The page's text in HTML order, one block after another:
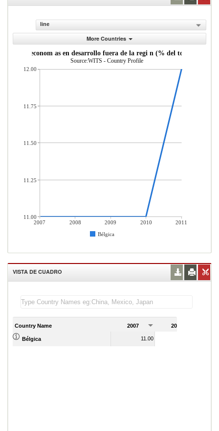
line
More Countries
desde econom as en desarrollo fuera de la regi n (% del total de
Source:WITS - Country Profile
2007 2008 2009 2010
2011
Bélgica
12.00
11.75
11.50
11.25
11.00
VISTA DE CUADRO
Country Name 2007 2008
Bélgica 11.00